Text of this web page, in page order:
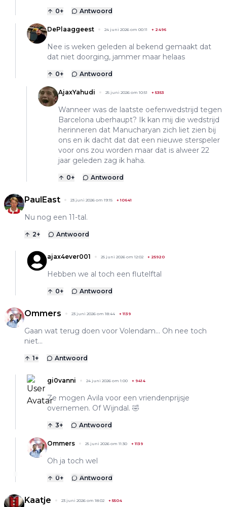
0+ Antwoord
DePlaaggeest 24 juni 2026 om 00:11 + 2496
Nee is weken geleden al bekend gemaakt dat
dat niet doorging, jammer maar helaas
0+ Antwoord
AjaxYahudi 25 juni 2026 om 10:51 + 5353
Wanneer was de laatste oefenwedstrijd tegen
Barcelona uberhaupt? Ik kan mij die wedstrijd
herinneren dat Manucharyan zich liet zien bij
ons en ik dacht dat dat een nieuwe sterspeler
voor ons zou worden maar dat is alweer 22
jaar geleden zag ik haha.
0+ Antwoord
PaulEast 23 juni 2026 om 19:15 +10641
Nu nog een 11-tal.
2+ Antwoord
ajax4ever001 25 juni 2026 om 12:02 + 25920
Hebben we al toch een flutelftal
0+ Antwoord
Ommers 23 juni 2026 om 18:44 +1139
Gaan wat terug doen voor Volendam... Oh nee toch
niet...
1+ Antwoord
gi0vanni 24 juni 2026 om 1:00 + 9414
Ze mogen Avila voor een vriendenprijsje
overnemen. Of Wijndal. 🤣
3+ Antwoord
Ommers 25 juni 2026 om 11:30 +1139
Oh ja toch wel
0+ Antwoord
Kaatje 23 juni 2026 om 18:02 + 5504